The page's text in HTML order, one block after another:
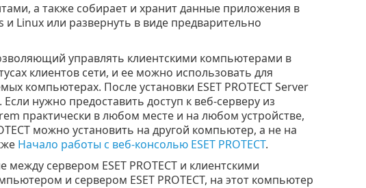
а также собирает и хранит данные приложения в
Linux или развернуть в виде предварительно
управлять клиентскими компьютерами в
клиентов сети, и ее можно использовать для
компьютерах. После установки ESET PROTECT Server
нужно предоставить доступ к веб-серверу из
практически в любом месте и на любом устройстве,
можно установить на другой компьютер, а не на
Начало работы с веб-консолью ESET PROTECT.
сервером ESET PROTECT и клиентскими
и сервером ESET PROTECT, на этот компьютер